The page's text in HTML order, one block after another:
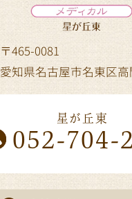
〒465-0081
愛知県名古屋市名東区
星が丘東
052-704-